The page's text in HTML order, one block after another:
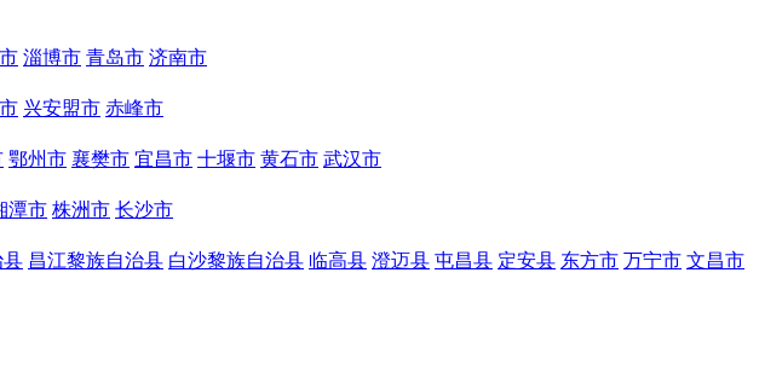
淄博市 青岛市 济南市
兴安盟市 赤峰市
鄂州市 襄樊市 宜昌市 十堰市 黄石市 武汉市
潭市 株洲市 长沙市
县 昌江黎族自治县 白沙黎族自治县 临高县 澄迈县 屯昌县 定安县 东方市 万宁市 文昌市